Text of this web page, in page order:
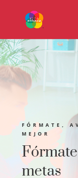
FÓRMATE,
MEJOR
metas